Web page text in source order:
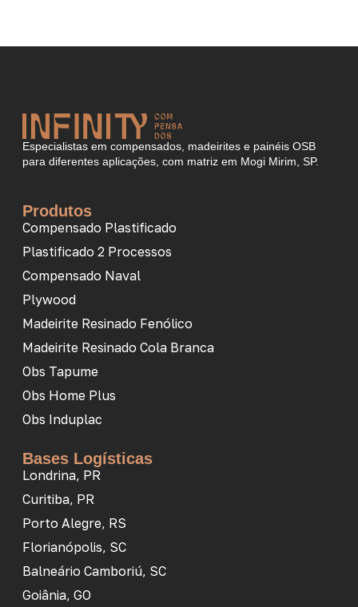
Especialistas em compensados, madeirites e painéis OSB
para diferentes aplicações, com matriz em Mogi Mirim, SP.
Produtos
Compensado Plastificado
Plastificado 2 Processos
Compensado Naval
Plywood
Madeirite Resinado Fenólico
Madeirite Resinado Cola Branca
Obs Tapume
Obs Home Plus
Obs Induplac
Bases Logísticas
Londrina, PR
Curitiba, PR
Porto Alegre, RS
Florianópolis, SC
Balneário Camboriú, SC
Goiânia, GO